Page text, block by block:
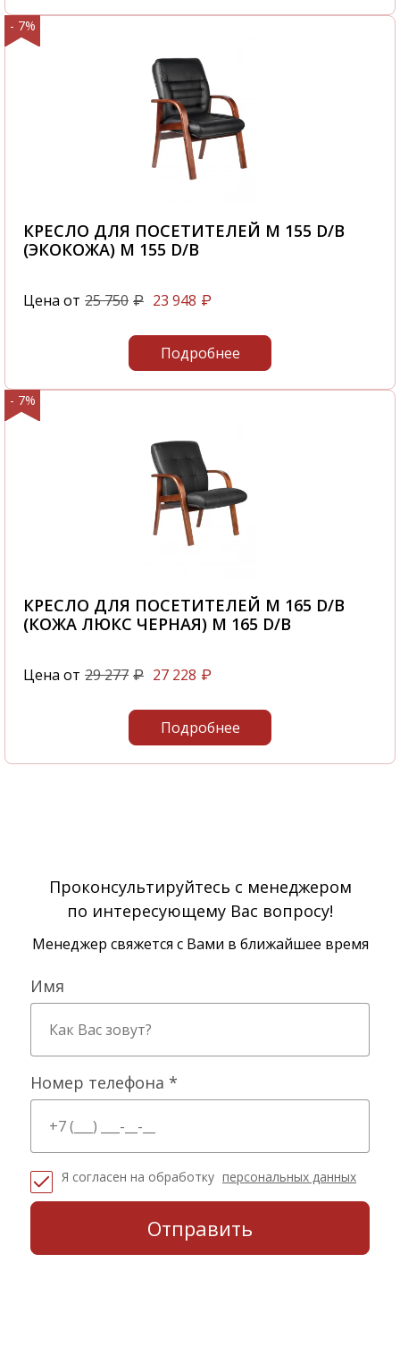
- 7%
КРЕСЛО ДЛЯ ПОСЕТИТЕЛЕЙ M 155 D/B
(ЭКОКОЖА) M 155 D/B
Цена от 25 750 ₽ 23 948 ₽
Подробнее
- 7%
КРЕСЛО ДЛЯ ПОСЕТИТЕЛЕЙ M 165 D/B
(КОЖА ЛЮКС ЧЕРНАЯ) M 165 D/B
Цена от 29 277 ₽ 27 228 ₽
Подробнее
Проконсультируйтесь с менеджером
по интересующему Вас вопросу!
Менеджер свяжется с Вами в ближайшее время
Имя
Номер телефона *
Я согласен на обработку персональных данных